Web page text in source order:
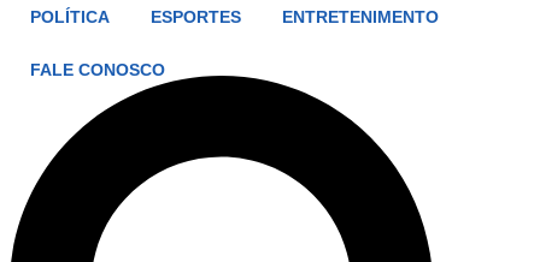
POLÍTICA ESPORTES ENTRETENIMENTO
FALE CONOSCO